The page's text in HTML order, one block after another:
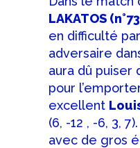
LAKATOS
en difficulté
adversaire
aura dû puiser
pour
excellent
(6, -12 , -6, 3,
avec de gros